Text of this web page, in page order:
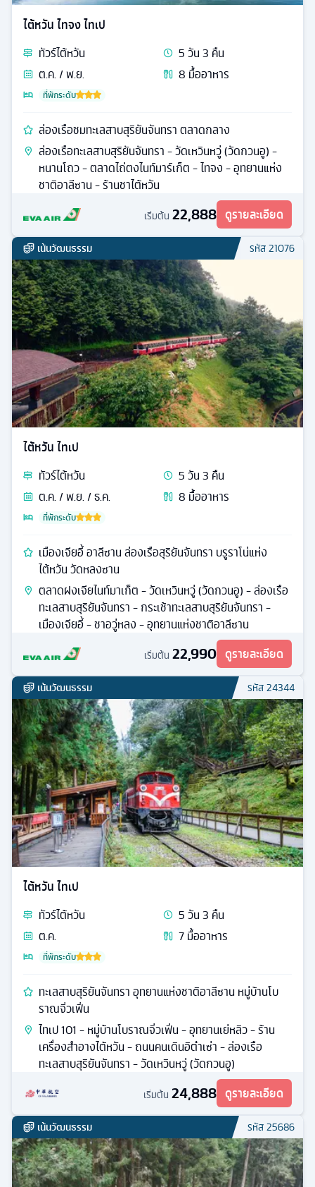
ไต้หวัน ไทจง ไทเป
ทัวร์ไต้หวัน 5วัน3 คืน
ต.ค. / พ.ย.
8 มื้ออาหาร
ที่พักระดับ
ล่องเรือชมทะเลสาบสุริยันจันทรา ตลาดกลาง
ล่องเรือทะเลสาบสุริยันจันทรา - วัดเหวินหวู่ (วัดกวนอู) -
หนานโถว - ตลาดไถ่ตงไนท์มาร์เก็ต - ไทจง - อุทยานแห่ง
ชาติอาลีซาน - ร้านชาไต้หวัน
เริ่มต้น 22,888 ดูรายละเอียด
เน้นวัฒนธรรม รหัส21076
ไต้หวัน ไทเป
ทัวร์ไต้หวัน 5วัน3 คืน
ต.ค. / พ.ย. / ธ.ค.
8 มื้ออาหาร
ที่พักระดับ
เมืองเจียอี้ อาลีซาน ล่องเรือสุริยันจันทรา บรูราโน่แห่ง
ไต้หวัน วัดหลงซาน
ตลาดฝงเจียไนท์มาเก็ต - วัดเหวินหวู่ (วัดกวนอู) - ล่องเรือ
ทะเลสาบสุริยันจันทรา - กระเช้าทะเลสาบสุริยันจันทรา -
เมืองเจียอี้ - ชาอวู่หลง - อุทยานแห่งชาติอาลีซาน
เริ่มต้น 22,990 ดูรายละเอียด
เน้นวัฒนธรรม รหัส24344
ไต้หวัน ไทเป
ทัวร์ไต้หวัน 5วัน3 คืน
ต.ค.
7มื้ออาหาร
ที่พักระดับ
ทะเลสาบสุริยันจันทรา อุทยานแห่งชาติอาลีซาน หมู่บ้านโบ
ราณจิ่วเฟิ่น
ไทเป 101 - หมู่บ้านโบราณจิ่วเฟิ่น - อุทยานเย่หลิว - ร้าน
เครื่องสำอางไต้หวัน - ถนนคนเดินอิต๋าเซ่า - ล่องเรือ
ทะเลสาบสุริยันจันทรา - วัดเหวินหวู่ (วัดกวนอู)
เริ่มต้น 24,888 ดูรายละเอียด
เน้นวัฒนธรรม รหัส25686